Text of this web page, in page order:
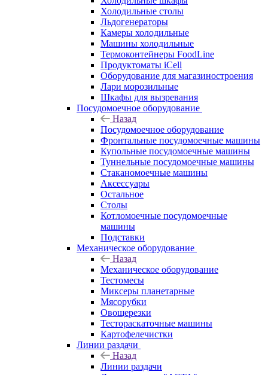
Холодильные столы
Льдогенераторы
Камеры холодильные
Машины холодильные
Термоконтейнеры FoodLine
Продуктоматы iCell
Оборудование для магазиностроения
Лари морозильные
Шкафы для вызревания
Посудомоечное оборудование
Назад
Посудомоечное оборудование
Фронтальные посудомоечные машины
Купольные посудомоечные машины
Туннельные посудомоечные машины
Стаканомоечные машины
Аксессуары
Остальное
Столы
Котломоечные посудомоечные
машины
Подставки
Механическое оборудование
Назад
Механическое оборудование
Тестомесы
Миксеры планетарные
Мясорубки
Овощерезки
Тестораскаточные машины
Картофелечистки
Линии раздачи
Назад
Линии раздачи